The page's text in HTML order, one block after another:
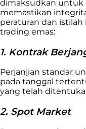
dimaksudkan untuk
memastikan
peraturan dan
trading emas:
1. Kontrak
Perjanjian standar
pada tanggal
yang telah
2. Spot Market